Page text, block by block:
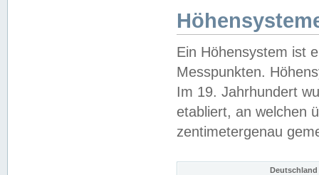
Ein Höhensystem ist
Messpunkten.
Im 19. Jahrhundert
etabliert, an welchen
zentimetergenau